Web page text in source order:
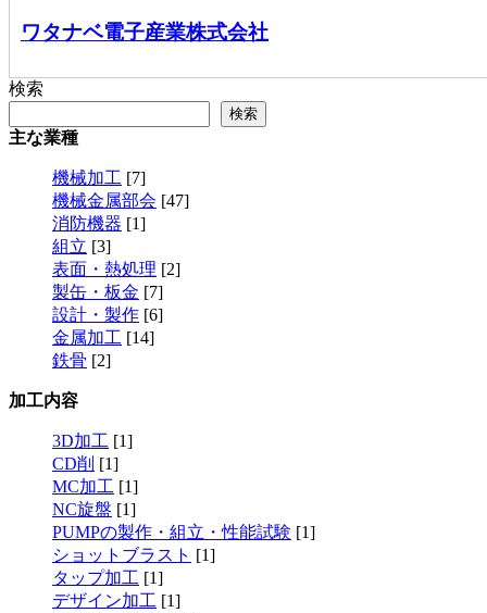
ワタナベ電子産業株式会社
検索
検索
主な業種
機械加工 [7]
機械金属部会 [47]
消防機器 [1]
組立 [3]
表面・熱処理 [2]
製缶・板金 [7]
設計・製作 [6]
金属加工 [14]
鉄骨 [2]
加工内容
3D加工 [1]
CD削 [1]
MC加工 [1]
NC旋盤 [1]
PUMPの製作・組立・性能試験 [1]
ショットブラスト [1]
タップ加工 [1]
デザイン加工 [1]